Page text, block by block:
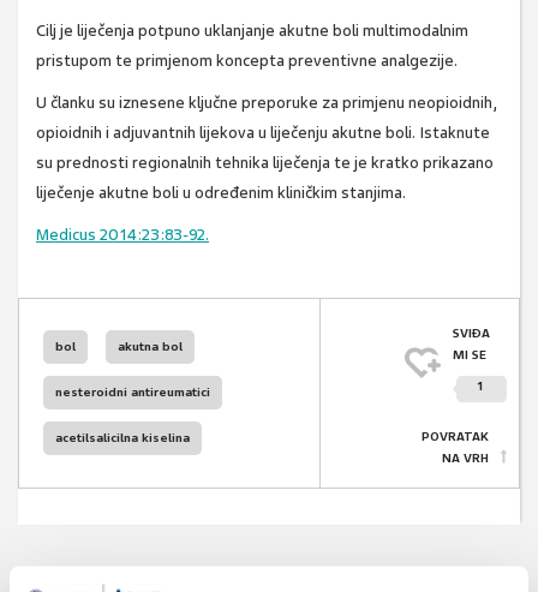
Cilj je liječenja potpuno uklanjanje akutne boli multimodalnim
pristupom te primjenom koncepta preventivne analgezije.
U članku su iznesene ključne preporuke za primjenu neopioidnih,
opioidnih i adjuvantnih lijekova u liječenju akutne boli. Istaknute
su prednosti regionalnih tehnika liječenja te je kratko prikazano
liječenje akutne boli u određenim kliničkim stanjima.
Medicus 2014:23:83-92.
bol akutna bol
nesteroidni antireumatici
acetilsalicilna kiselina
SVIĐA
MI SE
1
POVRATAK
NA VRH